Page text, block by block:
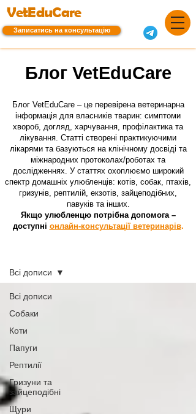
VetEduCare
Записатись на консультацію
Блог VetEduCare
Блог VetEduCare – це перевірена ветеринарна
інформація для власників тварин: симптоми
хвороб, догляд, харчування, профілактика та
лікування. Статті створені практикуючими
лікарями та базуються на клінічному досвіді та
міжнародних протоколах/роботах та
дослідженнях. У статтях охоплюємо широкий
спектр домашніх улюбленців: котів, собак, птахів,
гризунів, рептилій, екзотів, зайцеподібних,
павуків та інших.
Якщо улюбленцю потрібна допомога –
доступні онлайн-консультації ветеринарів.
Всі дописи
Собаки
Коти
Папуги
Рептилії
Гризуни та
зайцеподібні
Щури
Всі дописи